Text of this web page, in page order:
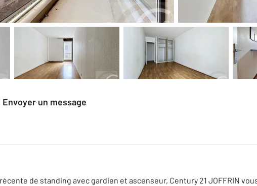
Envoyer un message
de standing avec gardien et ascenseur, Century 21 JOFFRIN